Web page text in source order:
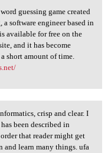
a word
guessing game created
a software engineer based in
available for free on the
and it has become
short amount of time.
crisp and clear. I
been described in
that reader might get
and learn many things. ufa